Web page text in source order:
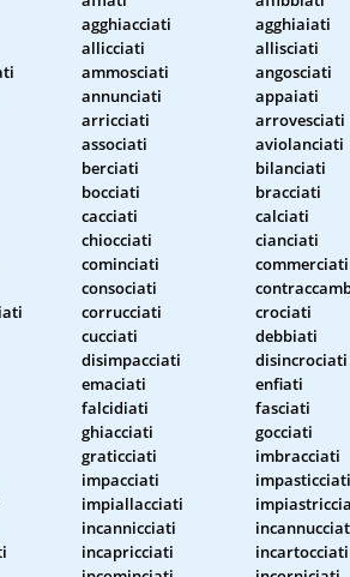
agghiacciati agghiaiati
allicciati allisciati
ammosciati angosciati
annunciati appaiati
arricciati arrovesciati
associati aviolanciati
berciati bilanciati
bocciati bracciati
cacciati calciati
chiocciati cianciati
cominciati commerciati
consociati
corrucciati crociati
cucciati debbiati
disimpacciati disincrociati
emaciati enfiati
falcidiati fasciati
ghiacciati gocciati
graticciati imbracciati
impacciati impasticciati
impiallacciati
incannicciati
incapricciati incartocciati